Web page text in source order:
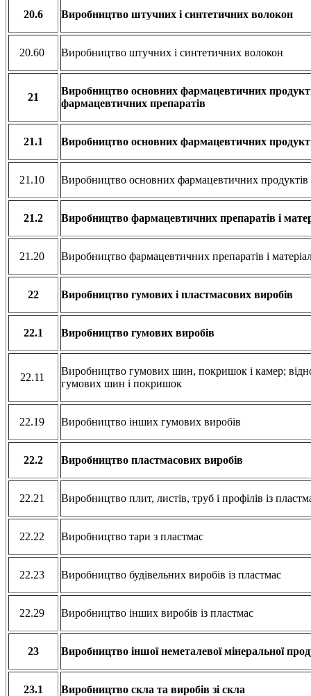
20.6 Виробництво штучних і синтетичних волокон
20.60 Виробництво штучних і синтетичних волокон
21
Виробництво основних фармацевтичних
фармацевтичних препаратів
21.1 Виробництво основних фармацевтичних
21.10 Виробництво основних фармацевтичних продуктів
21.2 Виробництво фармацевтичних препаратів і
21.20 Виробництво фармацевтичних препаратів і
22 Виробництво гумових і пластмасових виробів
22.1 Виробництво гумових виробів
22.11
Виробництво гумових шин, покришок і камер;
гумових шин і покришок
22.19 Виробництво інших гумових виробів
22.2 Виробництво пластмасових виробів
22.21 Виробництво плит, листів, труб і профілів із
22.22 Виробництво тари з пластмас
22.23 Виробництво будівельних виробів із пластмас
22.29 Виробництво інших виробів із пластмас
23 Виробництво іншої неметалевої мінеральної
23.1 Виробництво скла та виробів зі скла